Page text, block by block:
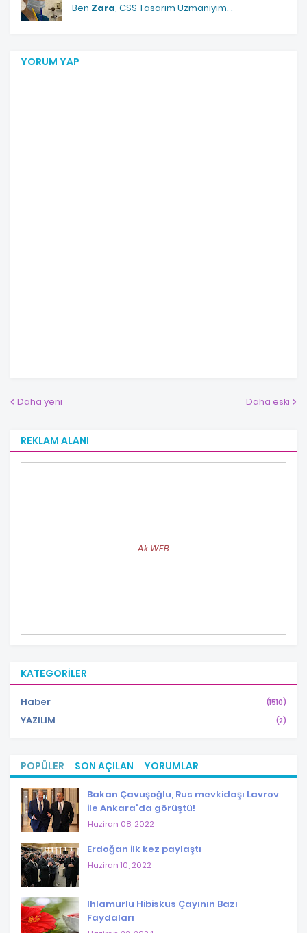
Ben Zara, CSS Tasarım Uzmanıyım. .
YORUM YAP
Daha yeni Daha eski
REKLAM ALANI
Ak WEB
KATEGORILER
Haber (1510)
YAZILIM (2)
POPÜLER SON AÇILAN YORUMLAR
Bakan Çavuşoğlu, Rus mevkidaşı Lavrov
ile Ankara'da görüştü!
Haziran 08, 2022
Erdoğan ilk kez paylaştı
Haziran 10, 2022
Ihlamurlu Hibiskus Çayının Bazı
Faydaları